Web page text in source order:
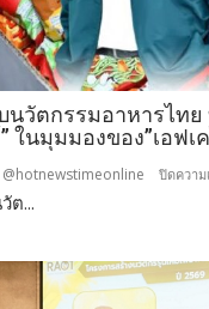
วัตกรรมอาหารไทย
ในมุมมองของ”เอฟ
@hotnewstimeonline ปิดความ
ต...